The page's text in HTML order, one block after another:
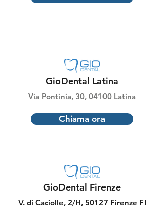
GioDental Latina
Via Pontinia, 30, 04100 Latina
Chiama ora
GioDental Firenze
V. di Caciolle, 2/H, 50127 Firenze FI